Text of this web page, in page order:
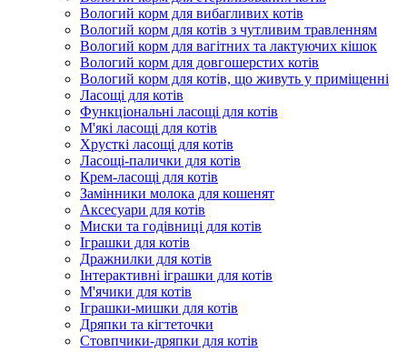
Вологий корм для вибагливих котів
Вологий корм для котів з чутливим травленням
Вологий корм для вагітних та лактуючих кішок
Вологий корм для довгошерстих котів
Вологий корм для котів, що живуть у приміщенні
Ласощі для котів
Функціональні ласощі для котів
М'які ласощі для котів
Хрусткі ласощі для котів
Ласощі-палички для котів
Крем-ласощі для котів
Замінники молока для кошенят
Аксесуари для котів
Миски та годівниці для котів
Іграшки для котів
Дражнилки для котів
Інтерактивні іграшки для котів
М'ячики для котів
Іграшки-мишки для котів
Дряпки та кігтеточки
Стовпчики-дряпки для котів